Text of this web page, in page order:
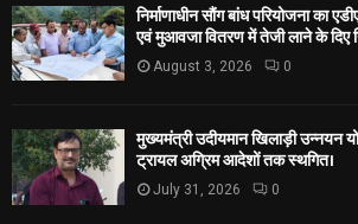
निर्माणाधीन सौंग बांध परियोजना का
एवं मुआवजा वितरण में तेजी लाने के दिए
August 3, 2026 0
मुख्यमंत्री उदीयमान खिलाड़ी उन्नयन
ट्रायल अग्रिम आदेशों तक स्थगित।
July 31, 2026 0